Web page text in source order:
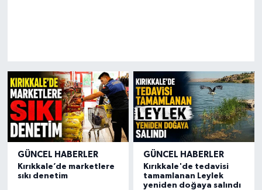
GÜNCEL HABERLER
Kırıkkale’de marketlere
sıkı denetim
GÜNCEL HABERLER
Kırıkkale'de tedavisi
tamamlanan Leylek
yeniden doğaya salındı